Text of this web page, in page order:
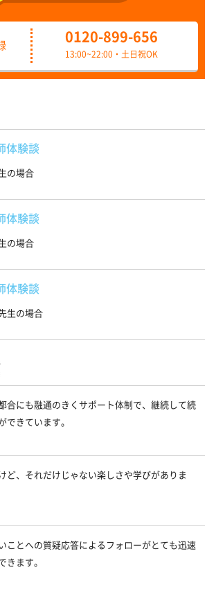
0120-899-656
13:00~22:00・土日祝OK
体験談
の場合
体験談
の場合
体験談
生の場合
合にも融通のきくサポート体制で、継続して続
できています。
ど、それだけじゃない楽しさや学びがありま
ことへの質疑応答によるフォローがとても迅速
きます。